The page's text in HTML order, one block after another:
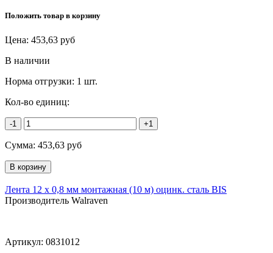
Положить товар в корзину
Цена: 453,63 руб
В наличии
Норма отгрузки: 1 шт.
Кол-во единиц:
-1 +1
Сумма: 453,63 руб
Лента 12 x 0,8 мм монтажная (10 м) оцинк. сталь BIS
Производитель Walraven
Артикул: 0831012